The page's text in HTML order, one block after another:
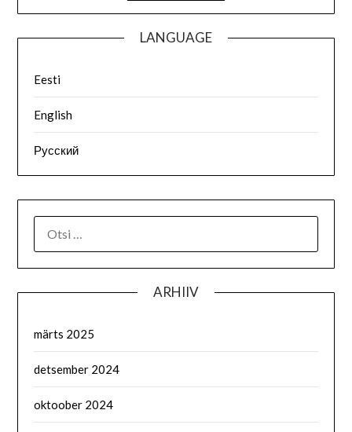
LANGUAGE
Eesti
English
Русский
ARHIIV
märts 2025
detsember 2024
oktoober 2024